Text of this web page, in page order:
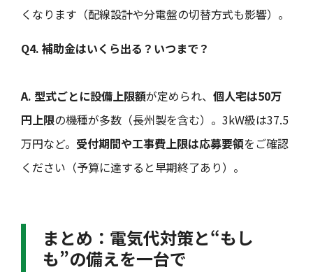
くなります（配線設計や分電盤の切替方式も影響）。
Q4. 補助金はいくら出る？いつまで？
A. 型式ごとに設備上限額が定められ、 個人宅は50万
円上限の機種が多数（長州製を含む）。3kW級は37.5
万円など。 受付期間や工事費上限は応募要領をご確認
ください（予算に達すると早期終了あり）。
まとめ：電気代対策と“もし
も”の備えを一台で